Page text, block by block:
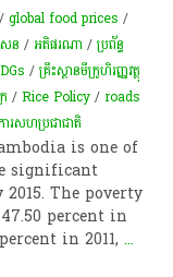
/global food prices /
ន /អតិផរណា​ /ប្រព័ន្ធ​
/គ្រឹះស្ថានមីក្រូហិរញ្ញវត្ថុ
/Rice Policy /roads
ារសហប្រជាជាតិ
is one of
significant
The poverty
percent in
in 2011,...